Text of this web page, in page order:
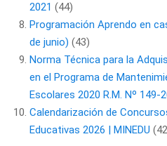
2021 (44)
Programación Aprendo en
de junio) (43)
Norma Técnica para la
en el Programa de
Escolares 2020 R.M. Nº 149-
Calendarización de
Educativas 2026 | MINEDU